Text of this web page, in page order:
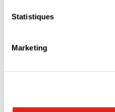
Statistiques
Marketing